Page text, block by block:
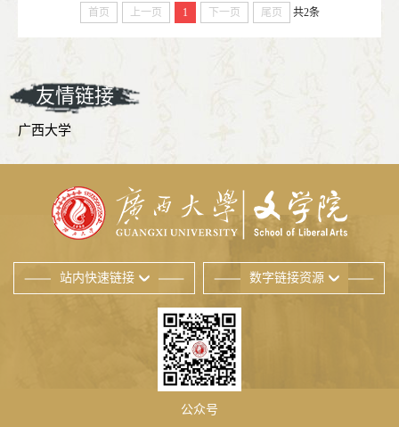
首页 上一页 1 下一页 尾页 共2条
友情链接
广西大学
站内快速链接 数字链接资源
公众号